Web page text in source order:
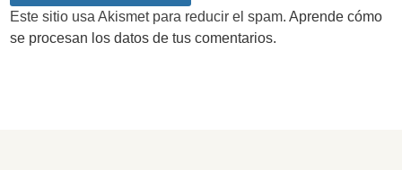
Este sitio usa Akismet para reducir el spam.Aprende cómo
se procesan los datos de tus comentarios.